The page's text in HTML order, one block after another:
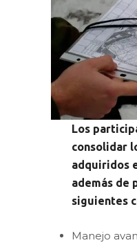
Los
consolidar
adquiridos
además de
siguientes
Manejo